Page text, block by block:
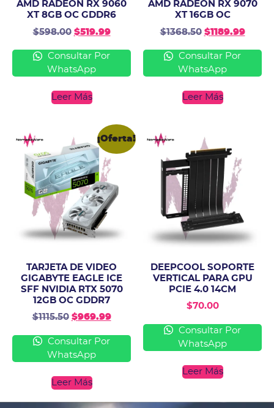
AMD RADEON RX 9060
XT 8GB OC GDDR6
$598.00 $519.99
Consultar Por
WhatsApp
Leer Más
AMD RADEON RX 9070
XT 16GB OC
$1368.50 $1189.99
Consultar Por
WhatsApp
Leer Más
¡Oferta!
TARJETA DE VIDEO
GIGABYTE EAGLE ICE
SFF NVIDIA RTX 5070
12GB OC GDDR7
$1115.50 $969.99
Consultar Por
WhatsApp
Leer Más
DEEPCOOL SOPORTE
VERTICAL PARA GPU
PCIE 4.0 14CM
$70.00
Consultar Por
WhatsApp
Leer Más